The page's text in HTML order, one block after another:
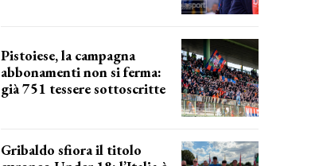
Pistoiese, la campagna
abbonamenti non si ferma:
già 751 tessere sottoscritte
Gribaldo sfiora il titolo